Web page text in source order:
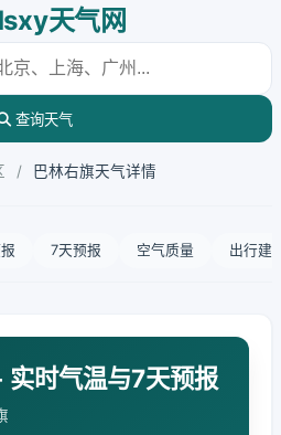
天气网
查询天气
/ 巴林右旗天气详情
7天预报 空气质量 出行建
实时气温与7天预报